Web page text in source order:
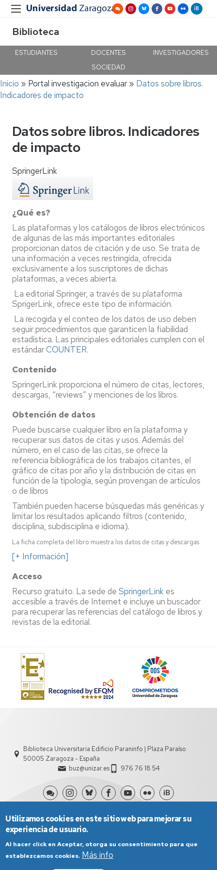
Biblioteca
ESTUDIANTES DOCENTES
INVESTIGADORES
SOCIEDAD
Ruta
de
Inicio Portal investigacion evaluar
Datos sobre libros.
Indicadores de impacto
Datos sobre libros. Indicadores
de impacto
SpringerLink
¿Qué es?
Las plataformas y los catálogos de libros electrónicos
de algunas de las más importantes editoriales
proporcionan datos de citación y de uso. Se trata de
una información a veces restringida, ofrecida
exclusivamente a los suscriptores de dichas
plataformas, a veces abierta.
La editorial Springer, a través de su plataforma
SprigerLink, ofrece este tipo de información.
La recogida y el conteo de los datos de uso deben
seguir procedimientos que garanticen la fiabilidad
estadística. Las principales editoriales cumplen con el
estándarCOUNTER.
Contenido
SpringerLink proporciona el número de citas, lectores,
descargas, “reviews” y menciones de los libros.
Obtención de datos
Puede buscarse cualquier libro en la plataforma y
recuperar sus datos de citas y usos. Además del
número, en el caso de las citas, se ofrece la
referencia bibliográfica de los trabajos citantes, el
gráfico de citas por año y la distribución de citas en
función de la tipología, según provengan de artículos
o de libros
También pueden hacerse búsquedas más genéricas y
limitar los resultados aplicando filtros (contenido,
disciplina, subdisciplina e idioma).
La ficha completa del libro muestra los datos de citas y descargas.
[+ Información]
Acceso
Recurso gratuito. La sede de SpringerLink es
accesible a través de Internet e incluye un buscador
para recuperar las referencias del catálogo de libros y
revistas de la editorial.
Biblioteca Universitaria Edificio Paraninfo | Plaza Paraíso
50005 Zaragoza - España
buz@unizar.es
976 76 18 54
Utilizamos cookies en este sitio web para mejorar su
experiencia de usuario.
Al hacer click en Aceptar, otorga su consentimiento para que
establezcamos cookies. Más info